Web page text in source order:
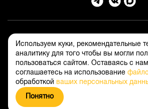
Используем куки, рекомендательные
аналитику для того чтобы вы могли
пользоваться сайтом. Оставаясь с
соглашаетесь на использование
обработкой ваших персональных
Понятно
© 2026 Официальный интернет-магазин
Правовая информация
Положение об обработке и защите